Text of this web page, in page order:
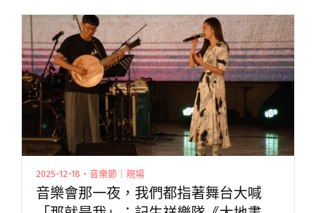
2025-12-18・音樂節｜現場
音樂會那一夜，我們都指著舞台大喊